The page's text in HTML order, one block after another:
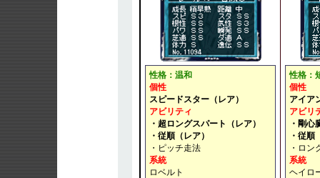
性格：温和
個性
スピードスター（レア）
アビリティ
・超ロングスパート（レア）
・従順（レア）
・ピッチ走法
系統
ロベルト
性格：
個性
アイア
アビリ
・剛心
・従順
・ロン
系統
ヘイロ